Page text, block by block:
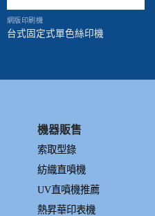
網版印刷機
台式固定式單色絲印機
機器販售
索取型錄
紡織直噴機
UV直噴機推薦
熱昇華印表機